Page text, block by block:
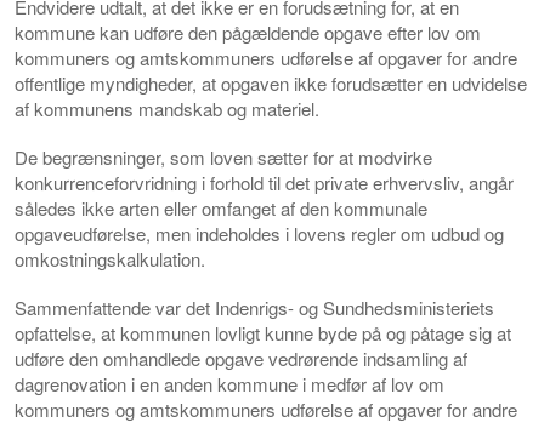
Endvidere udtalt, at det ikke er en forudsætning for, at en
kommune kan udføre den pågældende opgave efter lov om
kommuners og amtskommuners udførelse af opgaver for andre
offentlige myndigheder, at opgaven ikke forudsætter en udvidelse
af kommunens mandskab og materiel.
De begrænsninger, som loven sætter for at modvirke
konkurrenceforvridning i forhold til det private erhvervsliv, angår
således ikke arten eller omfanget af den kommunale
opgaveudførelse, men indeholdes i lovens regler om udbud og
omkostningskalkulation.
Sammenfattende var det Indenrigs- og Sundhedsministeriets
opfattelse, at kommunen lovligt kunne byde på og påtage sig at
udføre den omhandlede opgave vedrørende indsamling af
dagrenovation i en anden kommune i medfør af lov om
kommuners og amtskommuners udførelse af opgaver for andre